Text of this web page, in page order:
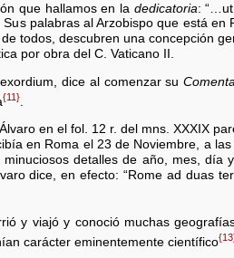
que hallamos en la dedicatoria:
palabras al Arzobispo que está en
todos, descubren una concepción
por obra del C. Vaticano II.
dice al comenzar su
{11}
en el fol. 12 r. del mns. XXXIX
en Roma el 23 de Noviembre, a
detalles de año, mes, día
dice, en efecto: “Rome ad duas
y viajó y conoció muchas
carácter eminentemente científico